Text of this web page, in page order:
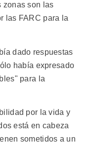
zonas son las
las FARC para la
dado respuestas
había expresado
para la
por la vida y
está en cabeza
sometidos a un